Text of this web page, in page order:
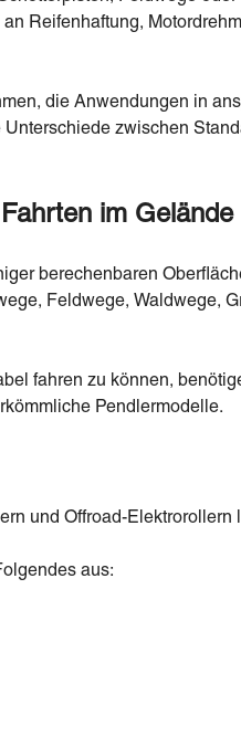
Reifenhaftung,
die Anwendungen in
zwischen
im Gelände
berechenbaren
Feldwege, Waldwege,
fahren zu können,
Pendlermodelle.
und Offroad-Elektrorollern
aus: